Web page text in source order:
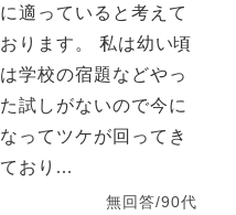
に適っていると考えて
おります。 私は幼い頃
は学校の宿題などやっ
た試しがないので今に
なってツケが回ってき
ており...
無回答/90代